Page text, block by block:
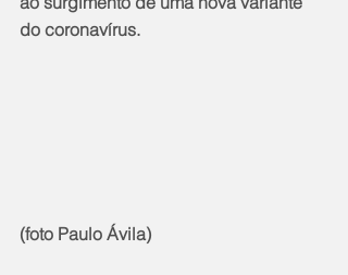
do coronavírus.
(foto Paulo Ávila)